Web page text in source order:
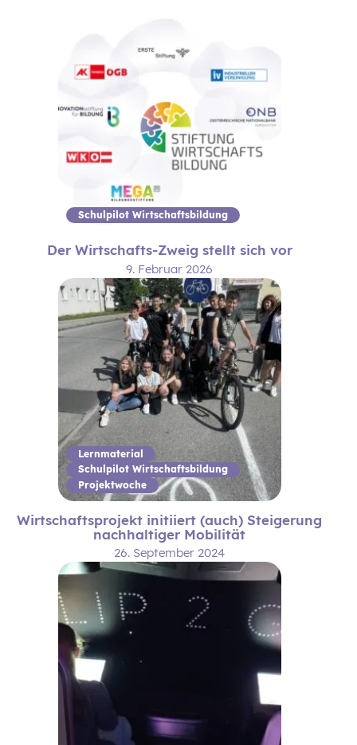
Schulpilot Wirtschaftsbildung
Der Wirtschafts-Zweig stellt sich vor
9. Februar 2026
Lernmaterial
Schulpilot Wirtschaftsbildung
Projektwoche
Wirtschaftsprojekt initiiert (auch) Steigerung
nachhaltiger Mobilität
26. September 2024